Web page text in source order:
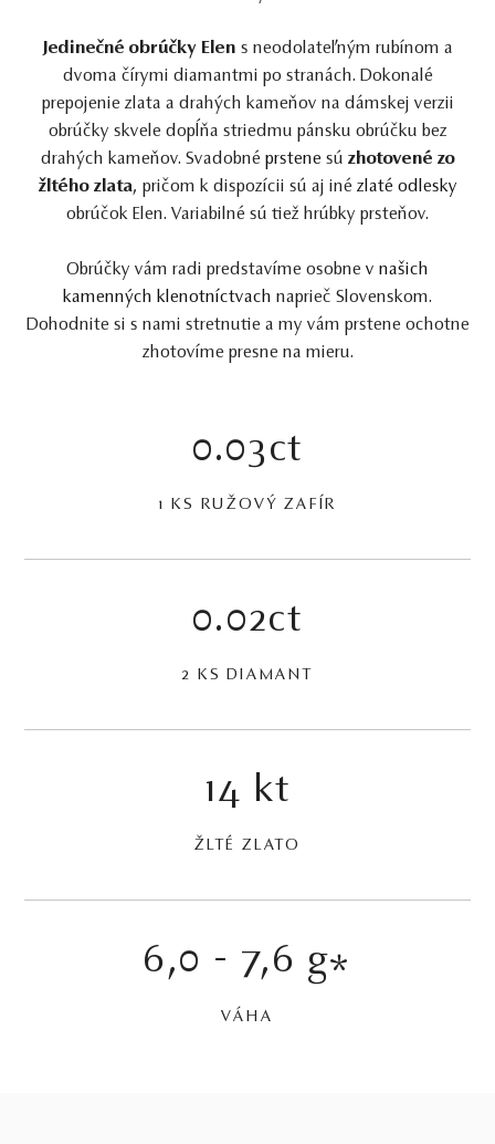
Jedinečné obrúčky Elen s neodolateľným rubínom a
dvoma čírymi diamantmi po stranách. Dokonalé
prepojenie zlata a drahých kameňov na dámskej verzii
obrúčky skvele dopĺňa striedmu pánsku obrúčku bez
drahých kameňov. Svadobné prstene sú zhotovené zo
žltého zlata, pričom k dispozícii sú aj iné zlaté odlesky
obrúčok Elen. Variabilné sú tiež hrúbky prsteňov.
Obrúčky vám radi predstavíme osobne v našich
kamenných klenotníctvach naprieč Slovenskom.
Dohodnite si s nami stretnutie a my vám prstene ochotne
zhotovíme presne na mieru.
0.03ct
1 KS RUŽOVÝ ZAFÍR
0.02ct
2 KS DIAMANT
14 kt
ŽLTÉ ZLATO
6,0 - 7,6 g*
VÁHA